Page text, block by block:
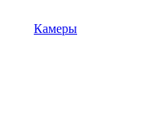
Камеры